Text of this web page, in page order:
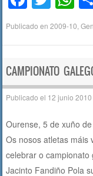
a
c
b
o
k
wi
tt
h
at
A
p
Publicado en2009-10 ,
CAMPIONATO
Publicado el 12 junio 2010
Ourense, 5 de xuño
Os nosos atletas máis
celebrar o campionato
Jacinto Fandiño Pola